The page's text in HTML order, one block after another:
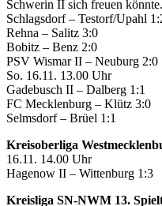
Schwerin II sich freuen
Schlagsdorf – Testorf/Upahl
Rehna – Salitz 3:0
Bobitz – Benz 2:0
PSV Wismar II – Neuburg 2:0
So. 16.11. 13.00 Uhr
Gadebusch II – Dalberg 1:1
FC Mecklenburg – Klütz 3:0
Selmsdorf – Brüel 1:1
Kreisoberliga
16.11. 14.00 Uhr
Hagenow II – Wittenburg 1:3
Kreisliga SN-NWM 13.